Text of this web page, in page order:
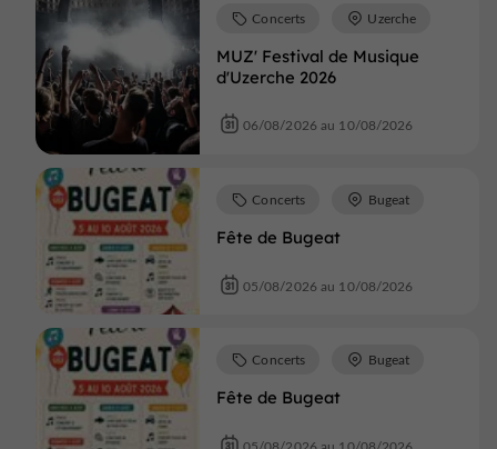
MUZ' Festival de Musique
d'Uzerche 2026
Concerts Uzerche
06/08/2026 au 10/08/2026
Fête de Bugeat
Concerts Bugeat
05/08/2026 au 10/08/2026
Fête de Bugeat
Concerts Bugeat
05/08/2026 au 10/08/2026